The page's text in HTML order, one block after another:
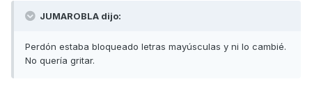
JUMAROBLA dijo:
Perdón estaba bloqueado letras mayúsculas y ni lo cambié.
No quería gritar.